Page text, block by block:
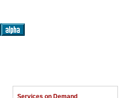
Services on Demand